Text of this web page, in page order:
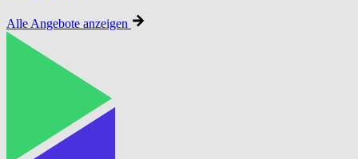
Alle Angebote anzeigen